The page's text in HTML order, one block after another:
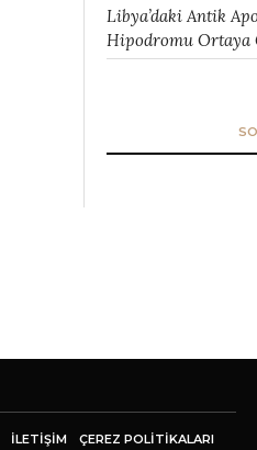
Libya’daki Antik
Hipodromu Ortaya
İLETIŞIM ÇEREZ POLITIKALARI